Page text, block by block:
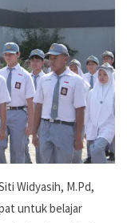
Widyasih, M.Pd,
untuk belajar